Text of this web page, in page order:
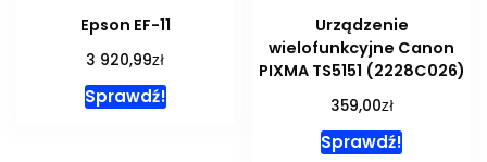
Epson EF-11
3 920,99zł
Sprawdź!
Urządzenie
wielofunkcyjne Canon
PIXMA TS5151 (2228C026)
359,00zł
Sprawdź!